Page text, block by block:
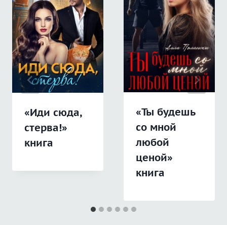
«Иди сюда,
стерва!»
книга
«Ты будешь
со мной
любой
ценой»
книга